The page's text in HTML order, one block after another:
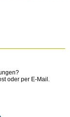
oder per E-Mail.